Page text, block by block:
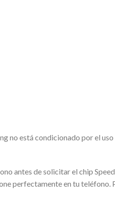
no está condicionado por el
antes de solicitar el chip
perfectamente en tu